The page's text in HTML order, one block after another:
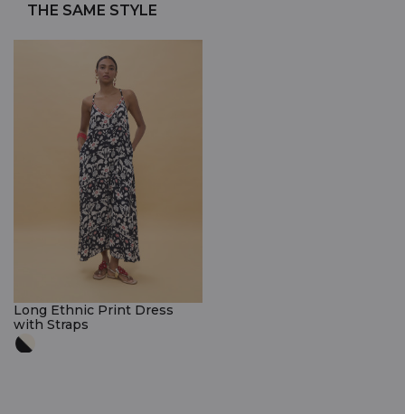
THE SAME STYLE
Long Ethnic Print Dress
with Straps